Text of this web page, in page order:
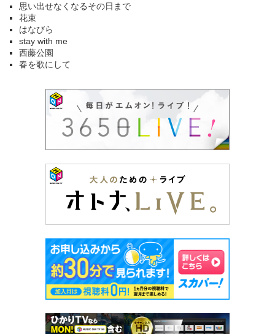
思い出せなくなるその日まで
花束
はなびら
stay with me
西藤公園
春を歌にして